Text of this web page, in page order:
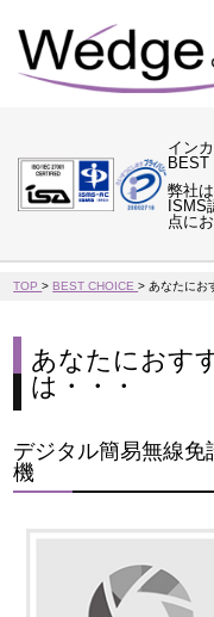
イン
BEST
弊社
ISMS
点に
TOP>BEST CHOICE>あなたにお
あなたにおす
は・・・
デジタル簡易無線
機